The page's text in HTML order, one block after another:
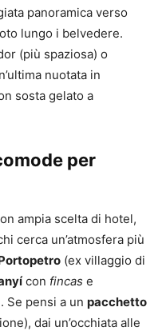
panoramica verso
lungo i belvedere.
(più spaziosa) o
nuotata in
sosta gelato a
per
ampia scelta di hotel,
cerca un’atmosfera più
(ex villaggio di
con fincas e
Se pensi a un pacchetto
dai un’occhiata alle